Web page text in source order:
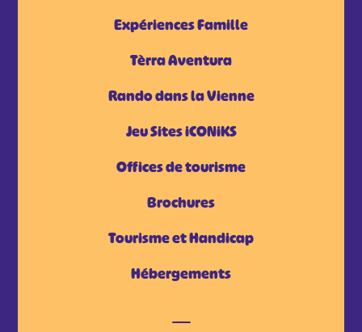
Expériences Famille
Tèrra Aventura
Rando dans la Vienne
Jeu Sites iCONiKS
Offices de tourisme
Brochures
Tourisme et Handicap
Hébergements